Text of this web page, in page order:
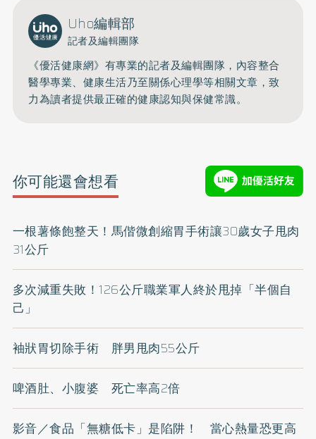
Uho編輯部
記者及編輯團隊
《優活健康網》有專業的記者及編輯團隊，內容整合
醫學專業、健康生活乃至關係心理學等相關文章，致
力為讀者提供最正確的健康認知與保健常識。
你可能還會想看
一根薯條飽整天！馬偕微創縮胃手術讓30歲女子甩肉
31公斤
多次減重失敗！126公斤職業軍人終於甩掉「半個自
己」
袖狀胃切除手術 胖男甩肉55公斤
啤酒肚、小腹婆 死亡率高2倍
影音／食品「無糖低卡」是陷阱！ 當心熱量恐更高